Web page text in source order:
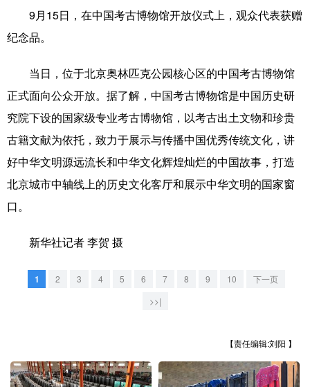
辽宁
山东 河南 湖北 湖南
广东 广西 海南 重庆
四川 贵州 云南 西藏
陕西 甘肃 青海 宁夏
English
9月15日，在中国考古博物馆开放仪式上，观众代表获赠
纪念品。
当日，位于北京奥林匹克公园核心区的中国考古博物馆
正式面向公众开放。据了解，中国考古博物馆是中国历史研
究院下设的国家级专业考古博物馆，以考古出土文物和珍贵
古籍文献为依托，致力于展示与传播中国优秀传统文化，讲
好中华文明源远流长和中华文化辉煌灿烂的中国故事，打造
北京城市中轴线上的历史文化客厅和展示中华文明的国家窗
口。
新华社记者 李贺 摄
1 2 3 4 5 6 7 8 9 10
下一页
>>|
【责任编辑:刘阳 】